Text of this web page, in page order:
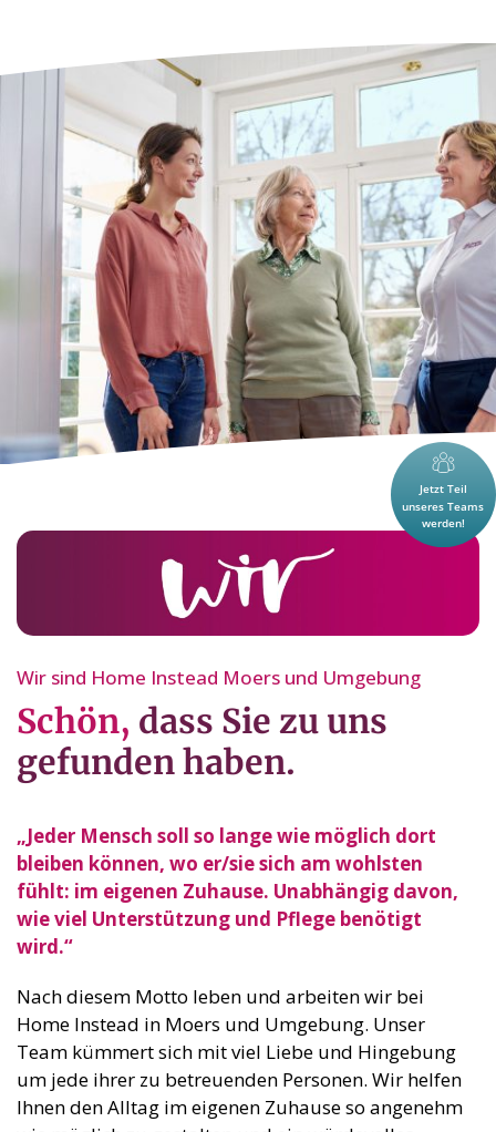
Wir sind Home Instead Moers und Umgebung
Schön, dass Sie zu uns
gefunden haben.
„Jeder Mensch soll so lange wie möglich dort
bleiben können, wo er/sie sich am wohlsten
fühlt: im eigenen Zuhause. Unabhängig davon,
wie viel Unterstützung und Pflege benötigt
wird.“
Nach diesem Motto leben und arbeiten wir bei
Home Instead in Moers und Umgebung. Unser
Team kümmert sich mit viel Liebe und Hingebung
um jede ihrer zu betreuenden Personen. Wir helfen
Ihnen den Alltag im eigenen Zuhause so angenehm